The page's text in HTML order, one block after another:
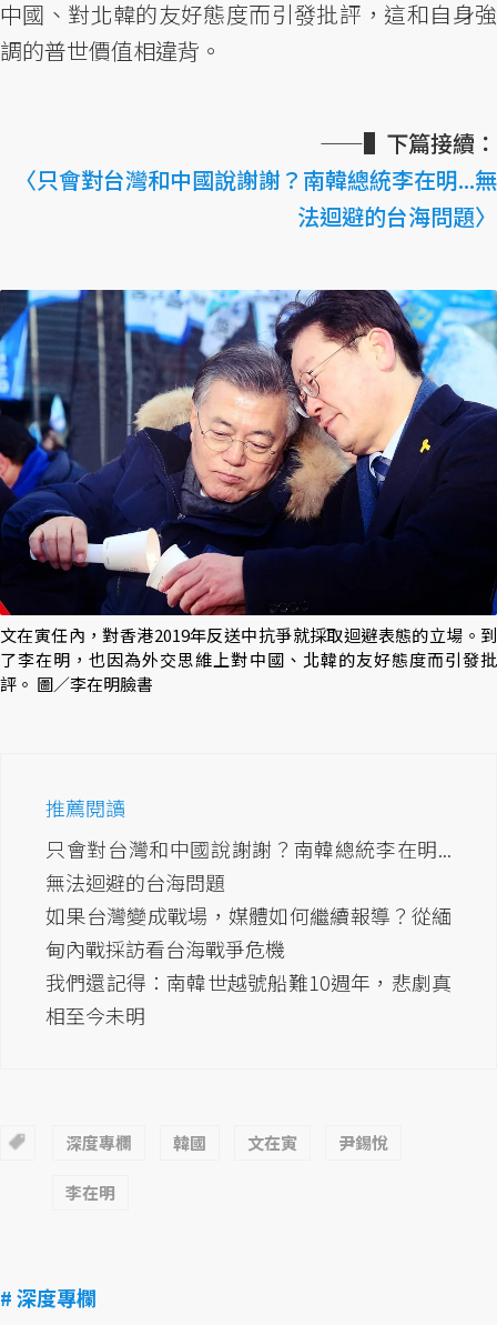
中國、對北韓的友好態度而引發批評，這和自身強
調的普世價值相違背。
——▌下篇接續：
〈只會對台灣和中國說謝謝？南韓總統李在明...無
法迴避的台海問題〉
文在寅任內，對香港2019年反送中抗爭就採取迴避表態的立場。到
了李在明，也因為外交思維上對中國、北韓的友好態度而引發批
評。 圖／李在明臉書
推薦閱讀
只會對台灣和中國說謝謝？南韓總統李在明...
無法迴避的台海問題
如果台灣變成戰場，媒體如何繼續報導？從緬
甸內戰採訪看台海戰爭危機
我們還記得：南韓世越號船難10週年，悲劇真
相至今未明
深度專欄 韓國 文在寅 尹錫悅
李在明
# 深度專欄